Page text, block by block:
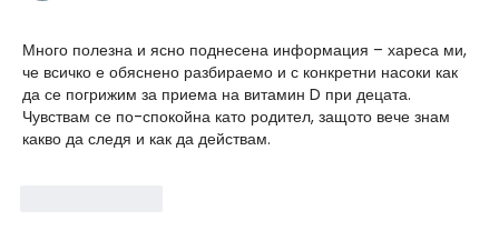
Много полезна и ясно поднесена информация – хареса ми,
че всичко е обяснено разбираемо и с конкретни насоки как
да се погрижим за приема на витамин D при децата.
Чувствам се по-спокойна като родител, защото вече знам
какво да следя и как да действам.